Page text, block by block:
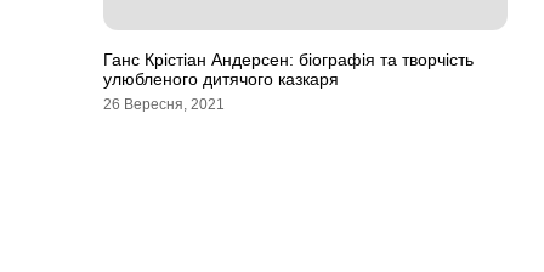
Ганс Крістіан Андерсен: біографія та творчість
улюбленого дитячого казкаря
26 Вересня, 2021